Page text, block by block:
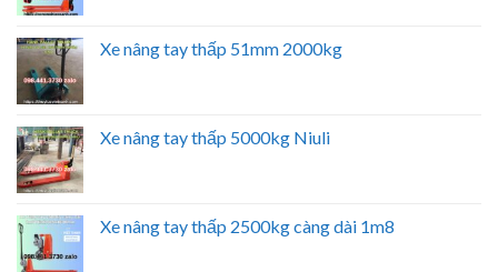
Xe nâng tay thấp 51mm 2000kg
Xe nâng tay thấp 5000kg Niuli
Xe nâng tay thấp 2500kg càng dài 1m8